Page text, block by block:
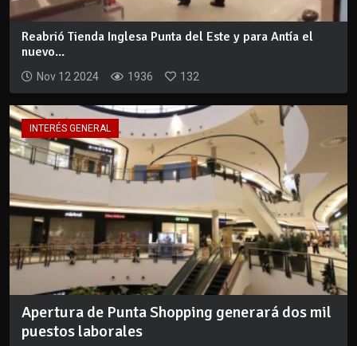
Reabrió Tienda Inglesa Punta del Este y para Antía el
nuevo...
Nov 12 2024 1936 132
INTERÉS GENERAL
Apertura de Punta Shopping generará dos mil
puestos laborales